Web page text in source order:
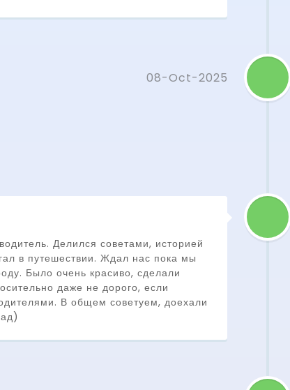
08-Oct-2025
Делился советами, историей
в путешествии. Ждал нас пока мы
Было очень красиво, сделали
даже не дорого, если
В общем советуем, доехали